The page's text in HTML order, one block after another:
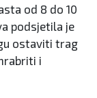
od 8 do 10
podsjetila je
ostaviti trag
i